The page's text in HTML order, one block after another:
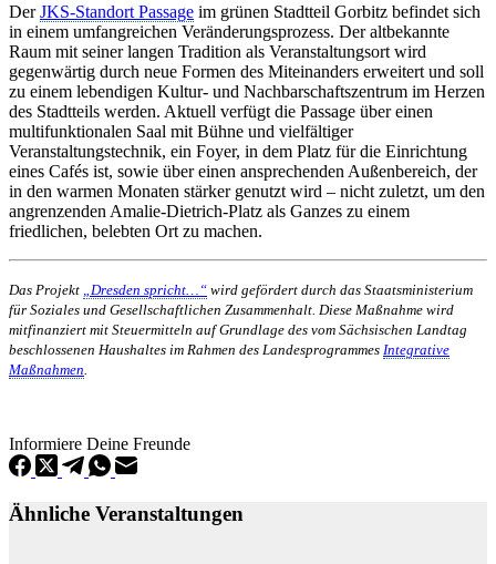
DerJKS-Standort Passage im grünen Stadtteil Gorbitz befindet sich
in einem umfangreichen Veränderungsprozess. Der altbekannte
Raum mit seiner langen Tradition als Veranstaltungsort wird
gegenwärtig durch neue Formen des Miteinanders erweitert und soll
zu einem lebendigen Kultur- und Nachbarschaftszentrum im Herzen
des Stadtteils werden. Aktuell verfügt die Passage über einen
multifunktionalen Saal mit Bühne und vielfältiger
Veranstaltungstechnik, ein Foyer, in dem Platz für die Einrichtung
eines Cafés ist, sowie über einen ansprechenden Außenbereich, der
in den warmen Monaten stärker genutzt wird – nicht zuletzt, um den
angrenzenden Amalie-Dietrich-Platz als Ganzes zu einem
friedlichen, belebten Ort zu machen.
Das Projekt „Dresden spricht…“ wird gefördert durch das Staatsministerium
für Soziales und Gesellschaftlichen Zusammenhalt. Diese Maßnahme wird
mitfinanziert mit Steuermitteln auf Grundlage des vom Sächsischen Landtag
beschlossenen Haushaltes im Rahmen des Landesprogrammes Integrative
Maßnahmen
Informiere Deine Freunde
Ähnliche Veranstaltungen